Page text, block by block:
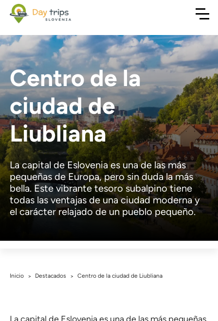
Centro de la
ciudad de
Liubliana
La capital de Eslovenia es una de las más
pequeñas de Europa, pero sin duda la más
bella. Este vibrante tesoro subalpino tiene
todas las ventajas de una ciudad moderna y
el carácter relajado de un pueblo pequeño.
Inicio > Destacados > Centro de la ciudad de Liubliana